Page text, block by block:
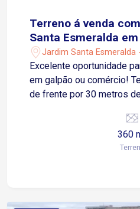
Terreno á venda
Santa Esmeralda
Jardim Santa Esmeralda
Excelente oportunidade
em galpão ou comércio!
de frente por 30 metros
Jardim Santa Esmeralda.
ideal para projetos de
Próximo a vias de fácil
360